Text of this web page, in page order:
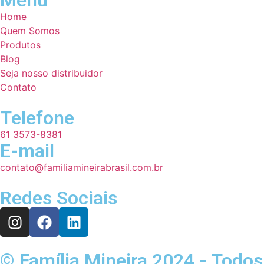
Home
Quem Somos
Produtos
Blog
Seja nosso distribuidor
Contato
Telefone
61 3573-8381
E-mail
contato@familiamineirabrasil.com.br
Redes Sociais